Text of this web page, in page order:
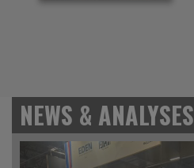
NEWS & ANALYSES